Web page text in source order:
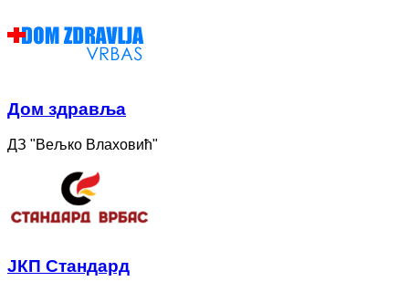
Дом здравља
ДЗ "Вељко Влаховић"
ЈКП Стандард